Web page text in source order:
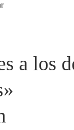
a los